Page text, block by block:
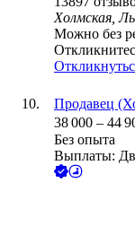
Холмская,
Можно без
Продавец
38 000 – 44
Без опыта
Выплаты: